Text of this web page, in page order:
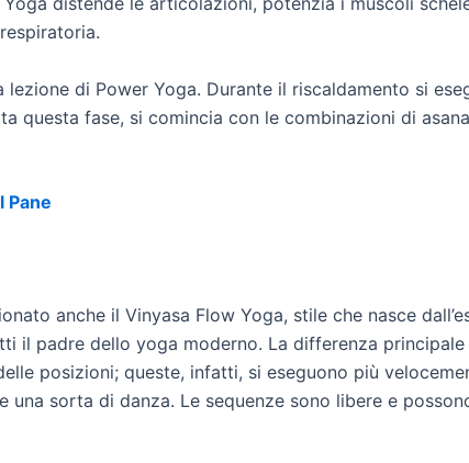
di Power Yoga. Durante il riscaldamento si
questa fase, si comincia con le combinazioni di
Pane
anche il Vinyasa Flow Yoga, stile che nasce
il padre dello yoga moderno. La differenza
posizioni; queste, infatti, si eseguono più
una sorta di danza. Le sequenze sono libere e